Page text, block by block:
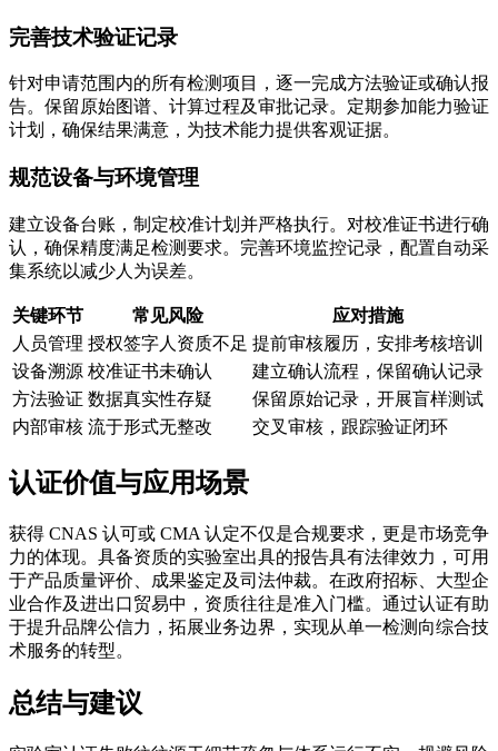
完善技术验证记录
针对申请范围内的所有检测项目，逐一完成方法验证或确认报
告。保留原始图谱、计算过程及审批记录。定期参加能力验证
计划，确保结果满意，为技术能力提供客观证据。
规范设备与环境管理
建立设备台账，制定校准计划并严格执行。对校准证书进行确
认，确保精度满足检测要求。完善环境监控记录，配置自动采
集系统以减少人为误差。
关键环节 常见风险
应对措施
人员管理 授权签字人资质不足 提前审核履历，安排考核培训
设备溯源 校准证书未确认
建立确认流程，保留确认记录
方法验证 数据真实性存疑
保留原始记录，开展盲样测试
内部审核 流于形式无整改 交叉审核，跟踪验证闭环
认证价值与应用场景
获得 CNAS 认可或 CMA 认定不仅是合规要求，更是市场竞争
力的体现。具备资质的实验室出具的报告具有法律效力，可用
于产品质量评价、成果鉴定及司法仲裁。在政府招标、大型企
业合作及进出口贸易中，资质往往是准入门槛。通过认证有助
于提升品牌公信力，拓展业务边界，实现从单一检测向综合技
术服务的转型。
总结与建议